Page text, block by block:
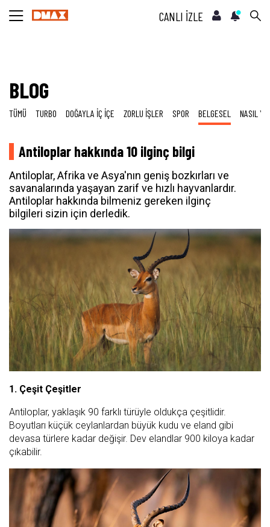
CANLI İZLE
BLOG
TÜMÜ TURBO DOĞAYLA İÇ İÇE ZORLU İŞLER SPOR BELGESEL NASIL
Antiloplar hakkında 10 ilginç bilgi
Antiloplar, Afrika ve Asya'nın geniş bozkırları ve
savanalarında yaşayan zarif ve hızlı hayvanlardır.
Antiloplar hakkında bilmeniz gereken ilginç
bilgileri sizin için derledik.
1. Çeşit Çeşitler
Antiloplar, yaklaşık 90 farklı türüyle oldukça çeşitlidir.
Boyutları küçük ceylanlardan büyük kudu ve eland gibi
devasa türlere kadar değişir. Dev elandlar 900 kiloya kadar
çıkabilir.